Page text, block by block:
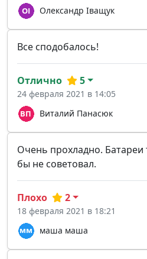
Олександр Іващук
Все сподобалось!
Виталий Панасюк
Отлично 5
24 февраля 2021 в 14:05
Очень прохладно.
бы не советовал.
маша маша
Плохо 2
18 февраля 2021 в 18:21